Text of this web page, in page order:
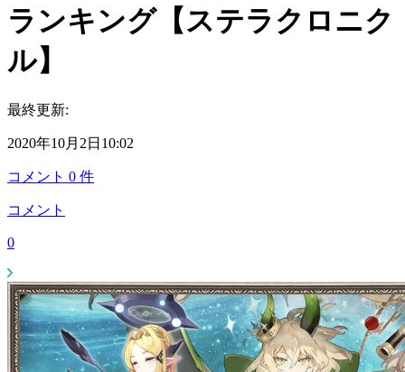
ランキング【ステラクロニク
ル】
最終更新:
2020年10月2日10:02
コメント 0 件
コメント
0